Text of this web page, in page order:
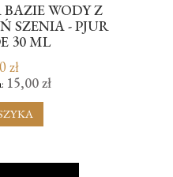
WODY Z
SZENIA - PJUR
30 ML
zł
15,00 zł